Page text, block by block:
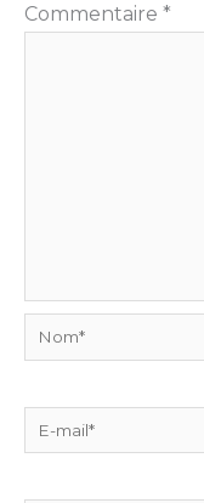
Commentaire *
Nom*
E-
mail*